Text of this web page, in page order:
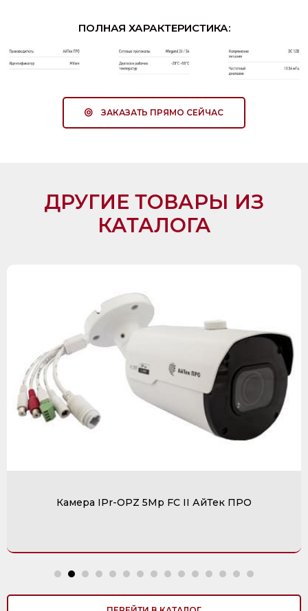
ПОЛНАЯ ХАРАКТЕРИСТИКА:
ЗАКАЗАТЬ ПРЯМО СЕЙЧАС
ДРУГИЕ ТОВАРЫ ИЗ
КАТАЛОГА
Камера IPr-OPZ 5Mp FC II АйТек ПРО